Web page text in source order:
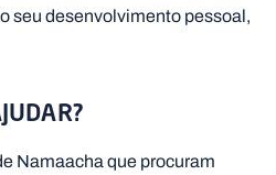
seu desenvolvimento pessoal,
Namaacha que procuram